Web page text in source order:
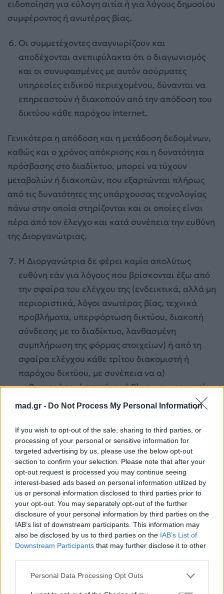
mad.gr - Do Not Process My Personal Information
If you wish to opt-out of the sale, sharing to third parties, or
processing of your personal or sensitive information for
targeted advertising by us, please use the below opt-out
section to confirm your selection. Please note that after your
opt-out request is processed you may continue seeing
interest-based ads based on personal information utilized by
us or personal information disclosed to third parties prior to
your opt-out. You may separately opt-out of the further
disclosure of your personal information by third parties on the
IAB’s list of downstream participants. This information may
also be disclosed by us to third parties on the IAB’s List of
Downstream Participants that may further disclose it to other
Personal Data Processing Opt Outs
ειδοποίηση για εύλογη αιτία ή για λόγους δημοσίου
συμφέροντος ή ανωτέρας βίας.
Οι συμμετέχοντες αναγνωρίζουν και
αποδέχονται ανεπιφύλακτα ότι ο διαγωνισμός
και οι συνυφασμένες με αυτόν ασύρματες
υπηρεσίες ειδικού περιεχομένου, δύνανται να
επηρεαστούν ή διακοπούν από την απόδοση του
δικτύου κάθε παρόχου internet.
Γενικότερα η απόδοση και η μετάδοση δεδομένων,
καθώς και ο χρόνος απόκρισης και η δυνατότητα
πρόσβασης στο διαδίκτυο, μπορεί να τύχουν
μεταβολών ή διακοπών, που εξαρτώνται πλήρως
από τις δυνατότητες της υπάρχουσας τεχνολογίας
πάνω στην οποία στηρίζονται και οι οποίες είναι
πέρα από τον έλεγχο και κατά συνέπεια την ευθύνη
της Διοργανώτριας.
Η Διοργανώτρια δε φέρει καμία απολύτως
ευθύνη εάν για λόγους που βρίσκονται έξω από
την σφαίρα του ελέγχου της (ενδεικτικά, αλλά μη
περιοριστικά, λόγοι ανωτέρας βίας, τεχνικά
προβλήματα, υπερφόρτωση δικτύου, διακοπή
σύνδεσης με το διαδίκτυο, λανθασμένη
συμπλήρωση της φόρμας στοιχείων) ή από τη
σφαίρα ελέγχου κάθε τρίτου διακομιστή ή
παρόχου δικτύου, με συνέπεια να α)
καθυστερήσει ή αποτύχει ή β) να μην καταστεί
διαθέσιμος ο Διαγωνισμός στους Συμμετέχοντες,
διάστημα, γ) καταστραφεί μερικώς ή ολοσχερώς
το διατηρούμενο αρχείο του Διαγωνισμού.